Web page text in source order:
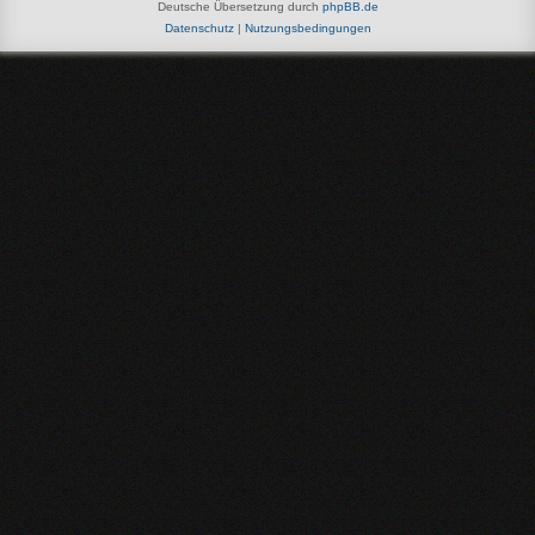
Deutsche Übersetzung durch phpBB.de
Datenschutz| Nutzungsbedingungen